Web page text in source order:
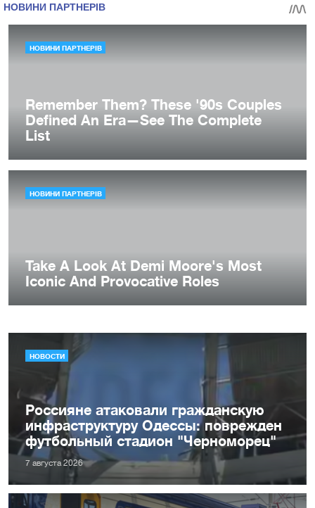
НОВОСТИ
Россияне атаковали гражданскую
инфраструктуру Одессы: поврежден
футбольный стадион "Черноморец"
7 августа 2026